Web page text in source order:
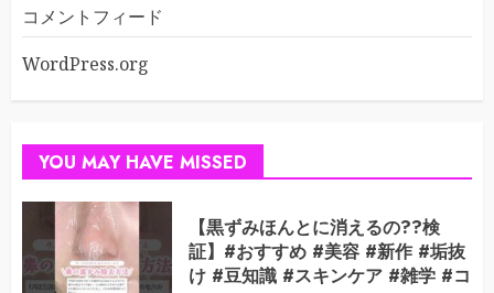
コメントフィード
WordPress.org
YOU MAY HAVE MISSED
【黒ずみほんとに消えるの??検
証】#おすすめ #美容 #新作 #垢抜
け #豆知識 #スキンケア #雑学 #コ